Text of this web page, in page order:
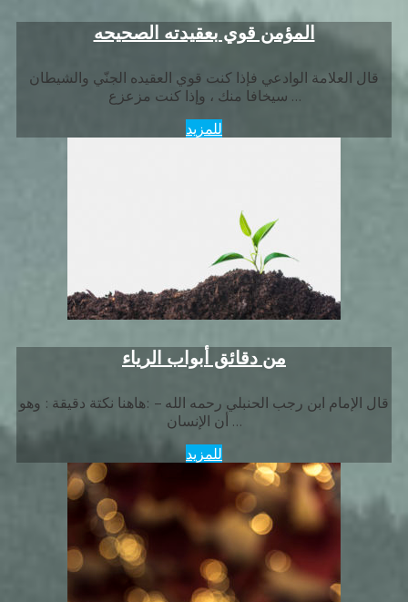
المؤمن قوي بعقيدته الصحيحه
قال العلامة الوادعي فإذا كنت قوي العقيده الجنّي والشيطان
سيخافا منك ، وإذا كنت مزعزع …
للمزيد
من دقائق أبواب الرياء
قال الإمام ابن رجب الحنبلي رحمه الله – :هاهنا نكتة دقيقة : وهو
أن الإنسان …
للمزيد